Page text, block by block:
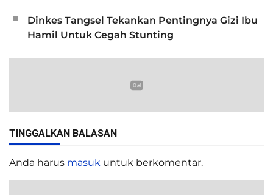
Dinkes Tangsel Tekankan Pentingnya Gizi Ibu
Hamil Untuk Cegah Stunting
TINGGALKAN BALASAN
Anda harus masuk untuk berkomentar.